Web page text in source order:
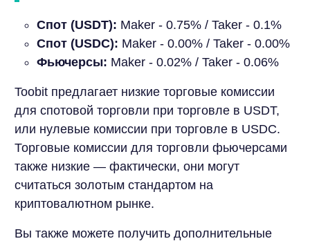
Спот (USDT): Maker - 0.75% / Taker - 0.1%
Спот (USDC): Maker - 0.00% / Taker - 0.00%
Фьючерсы: Maker - 0.02% / Taker - 0.06%
Toobit предлагает низкие торговые комиссии
для спотовой торговли при торговле в USDT,
или нулевые комиссии при торговле в USDC.
Торговые комиссии для торговли фьючерсами
также низкие — фактически, они могут
считаться золотым стандартом на
криптовалютном рынке.
Вы также можете получить дополнительные